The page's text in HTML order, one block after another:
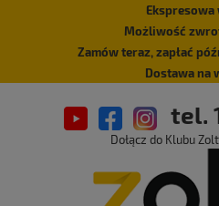
Ekspresowa
Możliwość
Zamów teraz, zapłać
Dostawa na
tel.
Dołącz do Klubu